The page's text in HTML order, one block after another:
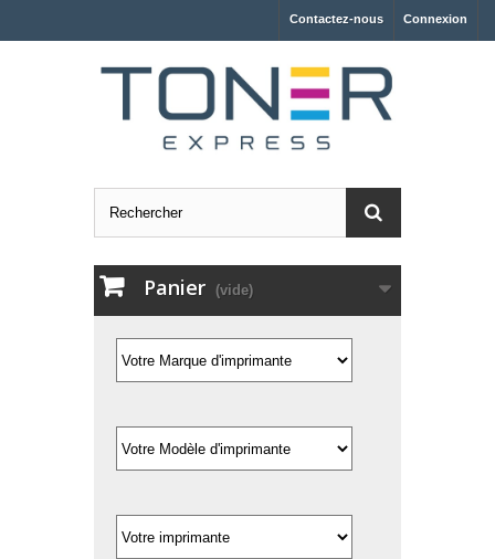
Connexion
Contactez-nous
Panier (vide)